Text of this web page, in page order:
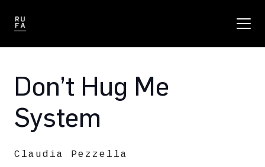
Don’t Hug Me
System
Claudia Pezzella